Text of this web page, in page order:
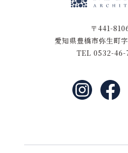
〒441-
愛知県豊橋市弥生町
TEL 0532-46-